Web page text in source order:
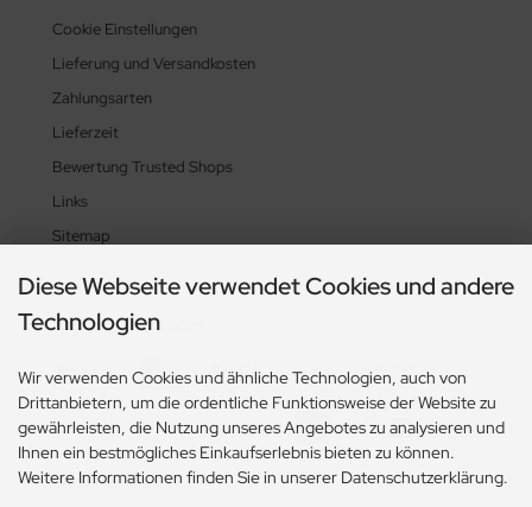
Cookie Einstellungen
Lieferung und Versandkosten
Zahlungsarten
Lieferzeit
Bewertung Trusted Shops
Links
Sitemap
Zahlungsmethoden
Social Media
Diese Webseite verwendet Cookies und andere
Technologien
Wir verwenden Cookies und ähnliche Technologien, auch von
Drittanbietern, um die ordentliche Funktionsweise der Website zu
gewährleisten, die Nutzung unseres Angebotes zu analysieren und
Ihnen ein bestmögliches Einkaufserlebnis bieten zu können.
Weitere Informationen finden Sie in unserer Datenschutzerklärung.